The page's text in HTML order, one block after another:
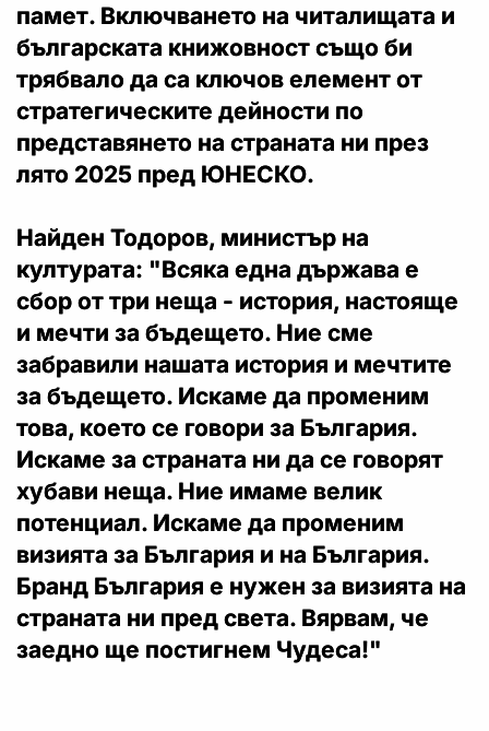
памет. Включването на читалищата и
българската книжовност също би
трябвало да са ключов елемент от
стратегическите дейности по
представянето на страната ни през
лято 2025 пред ЮНЕСКО.
Найден Тодоров, министър на
културата: "Всяка една държава е
сбор от три неща - история, настояще
и мечти за бъдещето. Ние сме
забравили нашата история и мечтите
за бъдещето. Искаме да променим
това, което се говори за България.
Искаме за страната ни да се говорят
хубави неща. Ние имаме велик
потенциал. Искаме да променим
визията за България и на България.
Бранд България е нужен за визията на
страната ни пред света. Вярвам, че
заедно ще постигнем Чудеса!"